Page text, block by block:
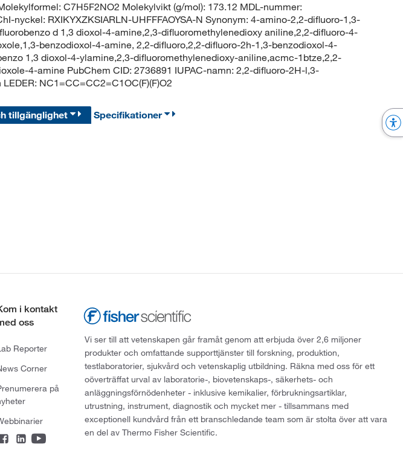
C7H5F2NO2 Molekylvikt (g/mol): 173.12 MDL-nummer:
nyckel: RXIKYXZKSIARLN-UHFFFAOYSA-N Synonym: 4-amino-2,2-difluoro-1,3-
d 1,3 dioxol-4-amine,2,3-difluoromethylenedioxy aniline,2,2-difluoro-4-
benzodioxol-4-amine, 2,2-difluoro,2,2-difluoro-2h-1,3-benzodioxol-4-
1,3 dioxol-4-ylamine,2,3-difluoromethylenedioxy-aniline,acmc-1btze,2,2-
4-amine PubChem CID: 2736891 IUPAC-namn: 2,2-difluoro-2H-l,3-
NC1=CC=CC2=C1OC(F)(F)O2
tillgänglighet Specifikationer
i kontakt
oss
Reporter
Corner
på
Vi ser till att vetenskapen går framåt genom att erbjuda över 2,6 miljoner
produkter och omfattande supporttjänster till forskning, produktion,
testlaboratorier, sjukvård och vetenskaplig utbildning. Räkna med oss för ett
oöverträffat urval av laboratorie-, biovetenskaps-, säkerhets- och
anläggningsförnödenheter - inklusive kemikalier, förbrukningsartiklar,
utrustning, instrument, diagnostik och mycket mer - tillsammans med
exceptionell kundvård från ett branschledande team som är stolta över att vara
en del av Thermo Fisher Scientific.